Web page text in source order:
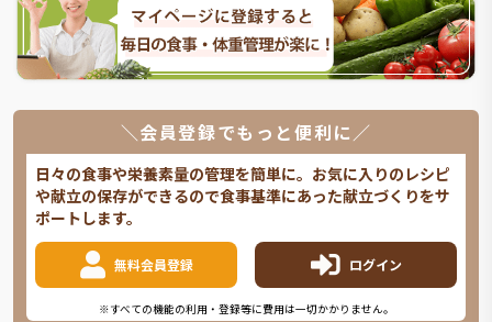
＼会員登録でもっと便利に／
日々の食事や栄養素量の管理を簡単に。お気に入りのレシピ
や献立の保存ができるので食事基準にあった献立づくりをサ
ポートします。
無料会員登録 ログイン
※すべての機能の利用・登録等に費用は一切かかりません。